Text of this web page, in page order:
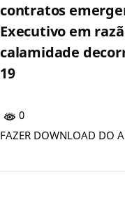
contratos
Executivo em
calamidade
19
0
FAZER DOWNLOAD DO